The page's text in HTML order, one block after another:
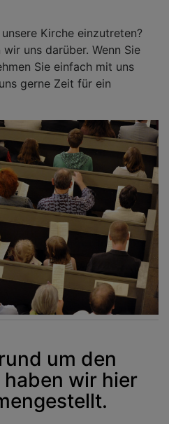
Kirche einzutreten?
uns darüber. Wenn Sie
Sie einfach mit uns
gerne Zeit für ein
um den
wir hier